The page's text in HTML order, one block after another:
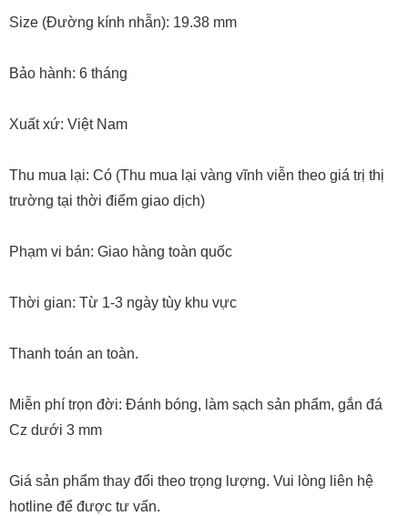
Size (Đường kính nhẫn): 19.38 mm
Bảo hành: 6 tháng
Xuất xứ: Việt Nam
Thu mua lại: Có (Thu mua lại vàng vĩnh viễn theo giá trị thị
trường tại thời điểm giao dịch)
Phạm vi bán: Giao hàng toàn quốc
Thời gian: Từ 1-3 ngày tùy khu vực
Thanh toán an toàn.
Miễn phí trọn đời: Đánh bóng, làm sạch sản phẩm, gắn đá
Cz dưới 3 mm
Giá sản phẩm thay đổi theo trọng lượng. Vui lòng liên hệ
hotline để được tư vấn.